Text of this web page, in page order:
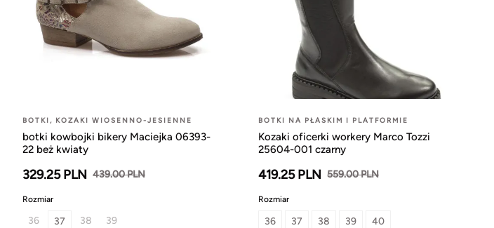
BOTKI, KOZAKI WIOSENNO-JESIENNE
botki kowbojki bikery Maciejka 06393-
22 beż kwiaty
329.25 PLN 439.00 PLN
Rozmiar
36 37 38 39
BOTKI NA PŁASKIM I PLATFORMIE
Kozaki oficerki workery Marco Tozzi
25604-001 czarny
419.25 PLN 559.00 PLN
Rozmiar
36 37 38 39 40